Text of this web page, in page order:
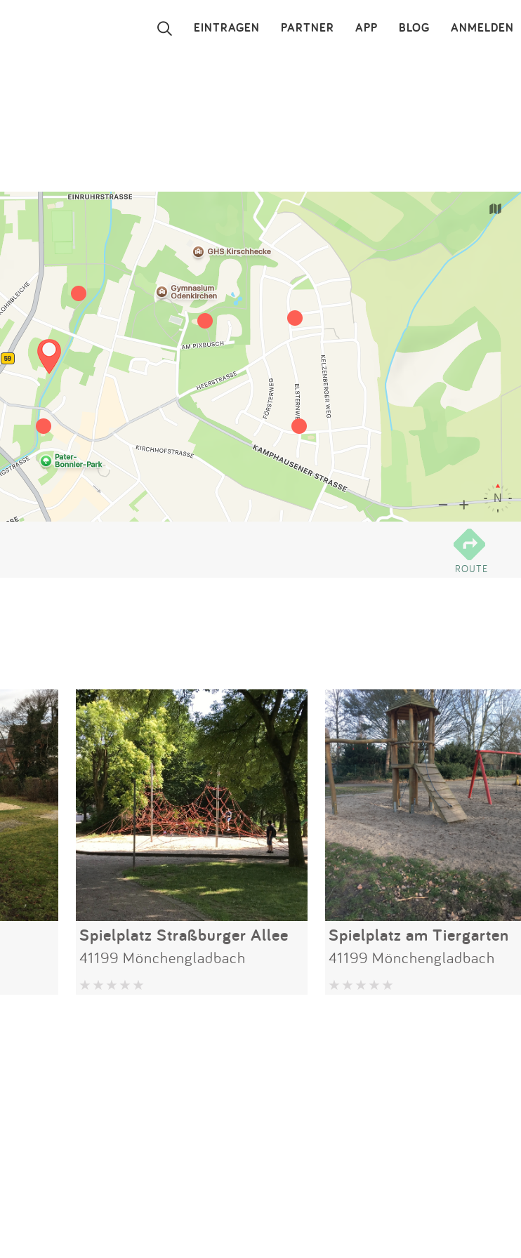
ANMELDEN
BLOG
APP
PARTNER
EINTRAGEN ×
Blog
Partner
Kontakt
Impressum
Anmelden
ROUTE
Spielplatz Straßburger Allee
41199 Mönchengladbach
Spielplatz am Tiergarten
41199 Mönchengladbach